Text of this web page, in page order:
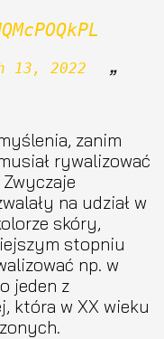
13, 2022
zanim
rywalizować
na udział w
skóry,
stopniu
np. w
jeden z
która w XX wieku